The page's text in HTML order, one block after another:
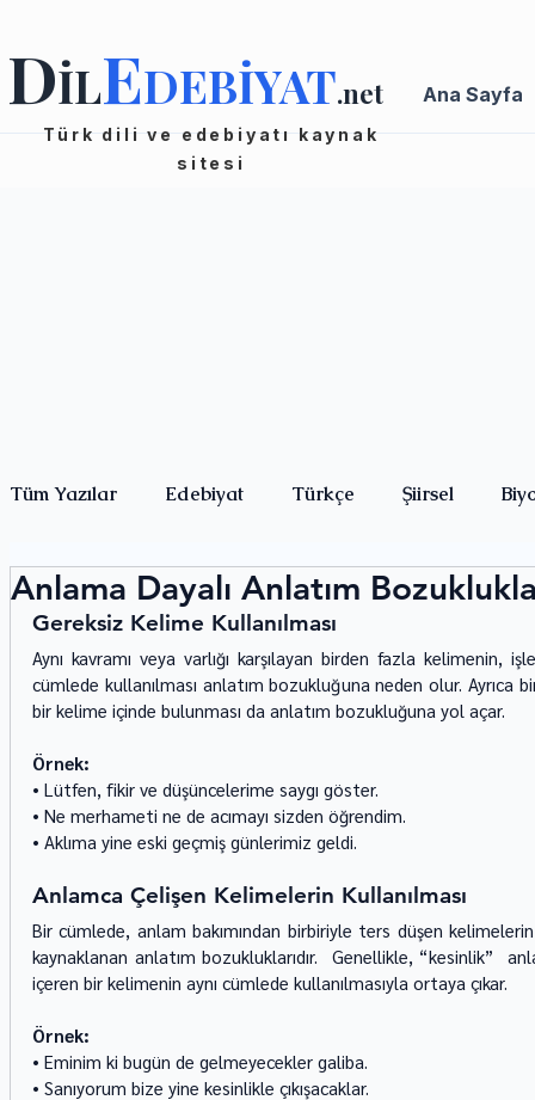
DİLEDEBİYAT.net Ana Sayfa
Türk dili ve edebiyatı kaynak
sitesi
Tüm Yazılar Edebiyat Türkçe Şiirsel
Anlama Dayalı Anlatım
Gereksiz Kelime Kullanılması
Aynı kavramı veya varlığı karşılayan birden fazla kelimenin,
cümlede kullanılması anlatım bozukluğuna neden olur. Ayrıca
bir kelime içinde bulunması da anlatım bozukluğuna yol açar.
Örnek:
• Lütfen, fikir ve düşüncelerime saygı göster.
• Ne merhameti ne de acımayı sizden öğrendim.
• Aklıma yine eski geçmiş günlerimiz geldi.
Anlamca Çelişen Kelimelerin Kullanılması
Bir cümlede, anlam bakımından birbiriyle ters düşen
kaynaklanan anlatım bozukluklarıdır.  Genellikle, “kesinlik”
içeren bir kelimenin aynı cümlede kullanılmasıyla ortaya çıkar.
Örnek:
• Eminim ki bugün de gelmeyecekler galiba.
• Sanıyorum bize yine kesinlikle çıkışacaklar.